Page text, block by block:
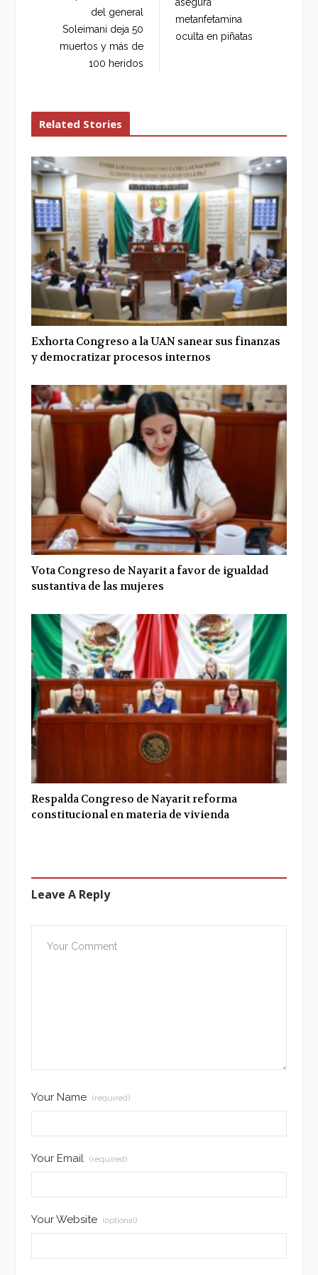
o
k
r
del general
Soleimani deja 50
muertos y más de
100 heridos
metanfetamina
oculta en piñatas
Related Stories
Exhorta Congreso a la UAN sanear sus finanzas
y democratizar procesos internos
Vota Congreso de Nayarit a favor de igualdad
sustantiva de las mujeres
Respalda Congreso de Nayarit reforma
constitucional en materia de vivienda
Leave A Reply
Your Name (required)
Your Email (required)
Your Website (optional)